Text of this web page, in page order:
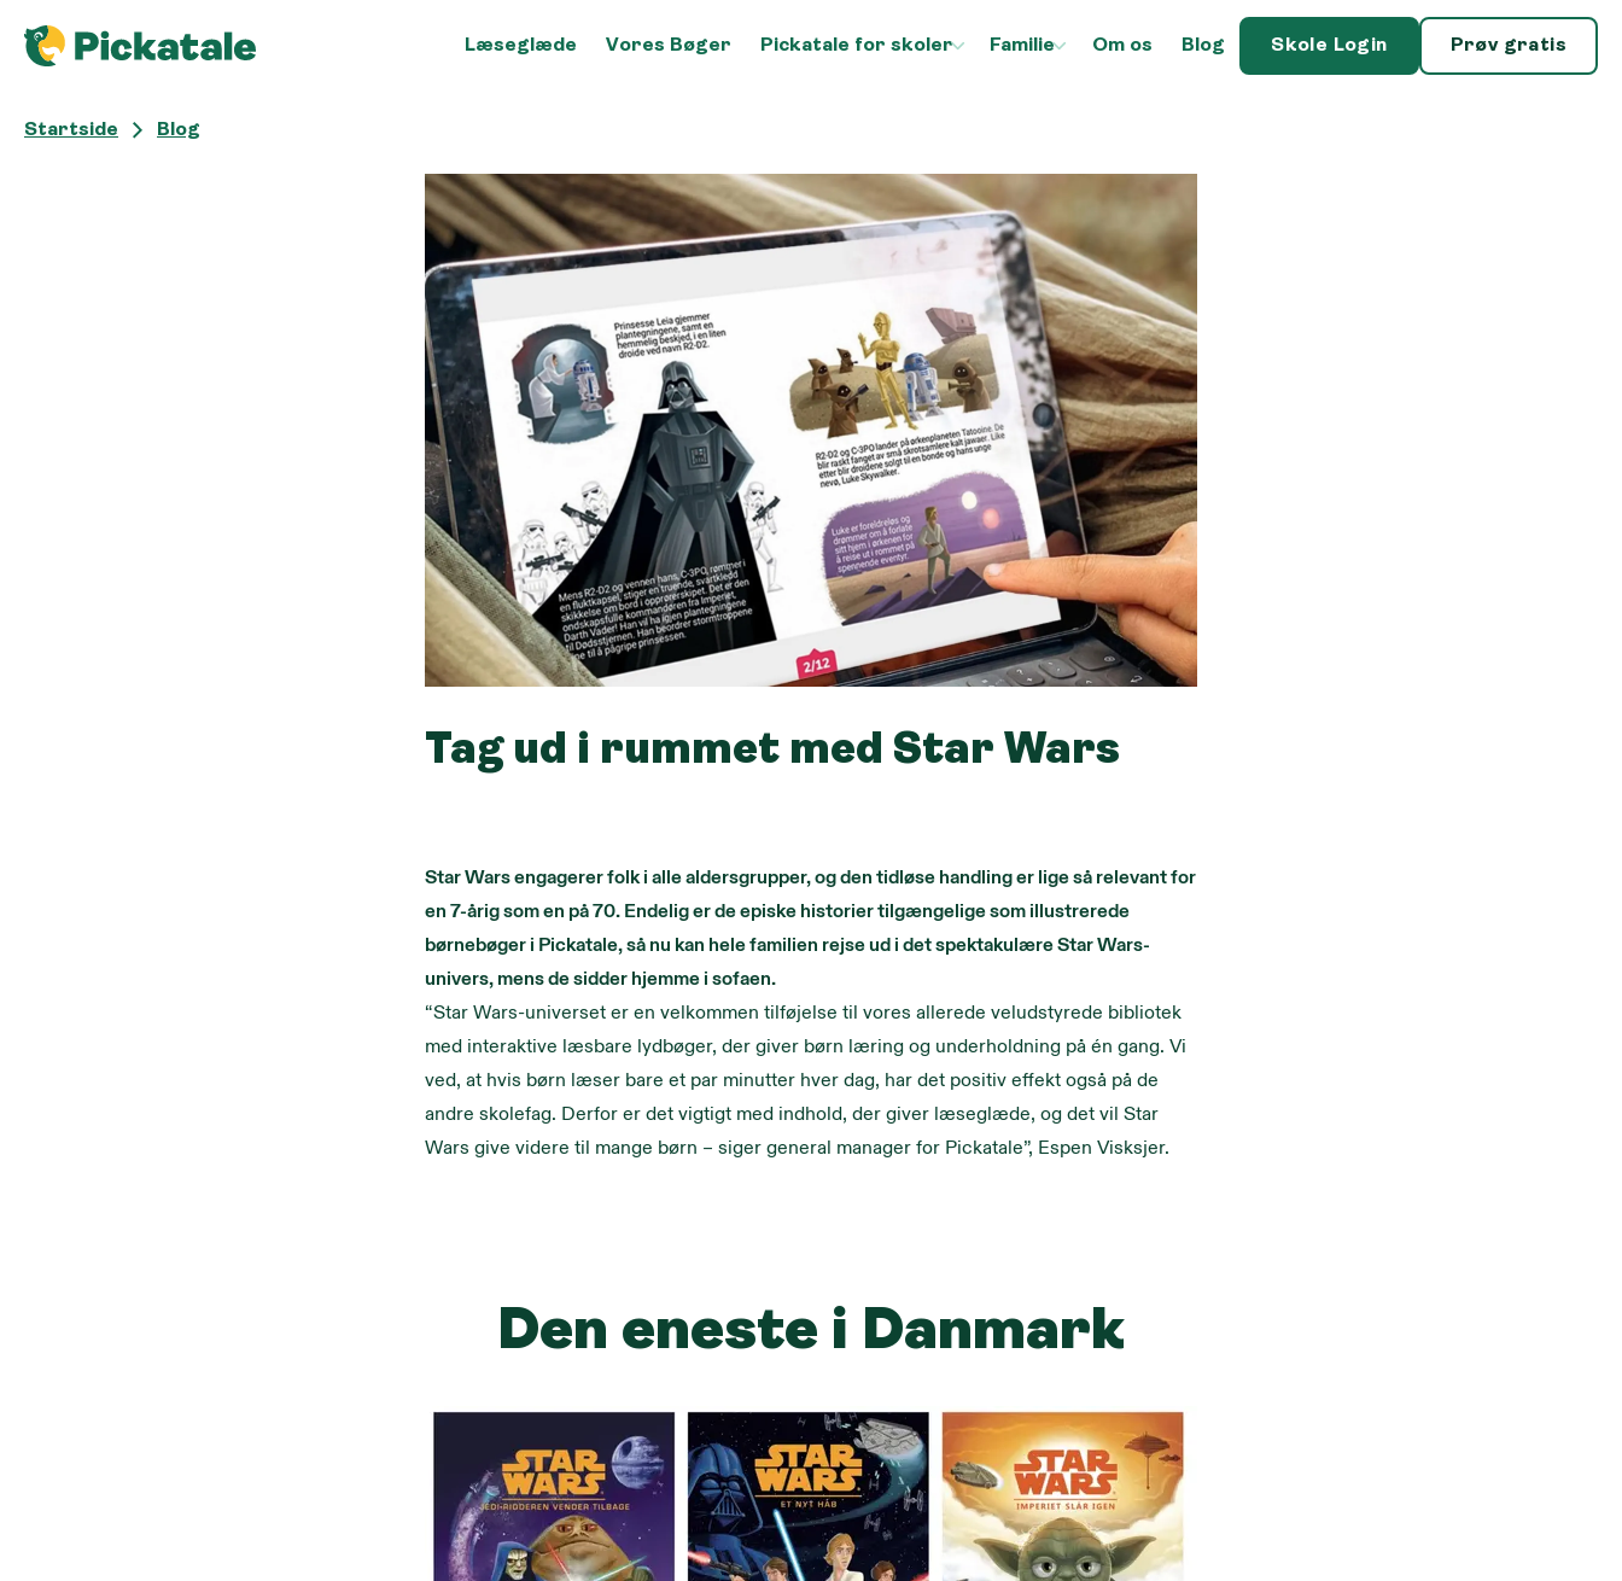
Læseglæde Vores Bøger Pickatale for skoler Familie Om os Blog Skole Login Prøv gratis
Startside Blog
Tag ud i rummet med Star Wars
Star Wars engagerer folk i alle aldersgrupper, og den tidløse handling er lige så relevant for
en 7-årig som en på 70. Endelig er de episke historier tilgængelige som illustrerede
børnebøger i Pickatale, så nu kan hele familien rejse ud i det spektakulære Star Wars-
univers, mens de sidder hjemme i sofaen.
“Star Wars-universet er en velkommen tilføjelse til vores allerede veludstyrede bibliotek
med interaktive læsbare lydbøger, der giver børn læring og underholdning på én gang. Vi
ved, at hvis børn læser bare et par minutter hver dag, har det positiv effekt også på de
andre skolefag. Derfor er det vigtigt med indhold, der giver læseglæde, og det vil Star
Wars give videre til mange børn – siger general manager for Pickatale”, Espen Visksjer.
Den eneste i Danmark